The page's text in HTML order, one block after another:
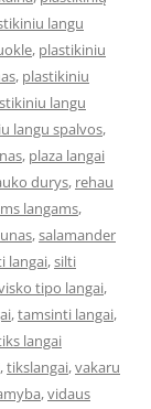
langu
, plastikiniu
, plastikiniu
langu
langu spalvos,
, plaza langai
durys, rehau
langams,
,salamander
langai,silti
tipo langai,
,tamsinti langai,
langai
,tikslangai,vakaru
,vidaus